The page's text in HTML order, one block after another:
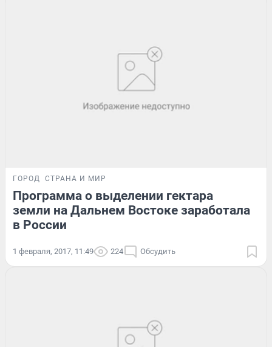
ГОРОД СТРАНА И МИР
Программа о выделении гектара
земли на Дальнем Востоке заработала
в России
1 февраля, 2017, 11:49 224 Обсудить